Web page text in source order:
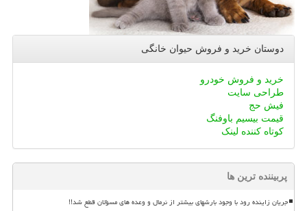
دوستان خرید و فروش حیوان خانگی
خرید و فروش خودرو
طراحی سایت
فیش حج
قیمت بیسیم باوفنگ
کوتاه کننده لینک
پربیننده ترین ها
جریان زاینده رود با وجود بارشهای بیشتر از نرمال و وعده های مسؤلان قطع شد!!